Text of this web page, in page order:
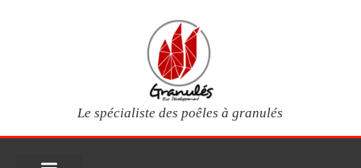
Le spécialiste des poêles à granulés